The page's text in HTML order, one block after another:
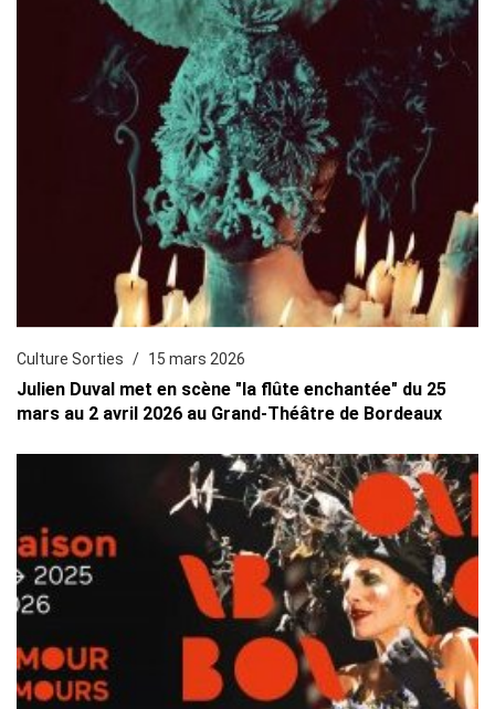
Culture Sorties 15 mars 2026
Julien Duval met en scène "la flûte enchantée" du 25
mars au 2 avril 2026 au Grand-Théâtre de Bordeaux